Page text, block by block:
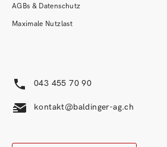
AGBs & Datenschutz
Maximale Nutzlast
043 455 70 90
kontakt@baldinger-ag.ch